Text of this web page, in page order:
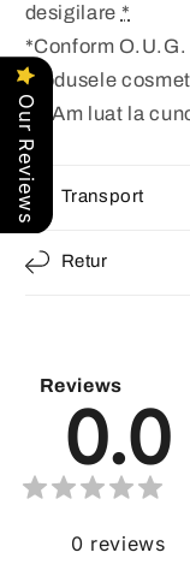
desigilare *
*Conform O.U.G.
produsele
Am luat la
Transport
Retur
Reviews
0.0
0 reviews
Our Reviews